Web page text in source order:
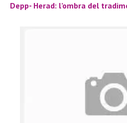
Depp- Herad: l’ombra del